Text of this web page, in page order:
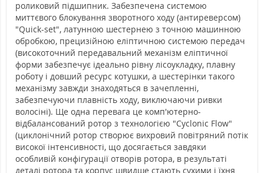
роликовий підшипник. Забезпечена системою
миттєвого блокування зворотного ходу (антиреверсом)
"Quick-set", латунною шестернею з точною машинною
обробкою, прецизійною еліптичною системою передач
(високоточний передавальний механізм еліптичної
форми забезпечує ідеально рівну лісоукладку, плавну
роботу і довший ресурс котушки, а шестерінки такого
механізму завжди знаходяться в зачепленні,
забезпечуючи плавність ходу, виключаючи ривки
волосіні). Ще одна перевага це комп'ютерно-
відбалансований ротор з технологією "Cyclonic Flow"
(циклонічний ротор створює вихровий повітряний потік
високої інтенсивності, що досягається завдяки
особливій конфігурації отворів ротора, в результаті
деталі ротора та корпус швидше стають сухими і їхня